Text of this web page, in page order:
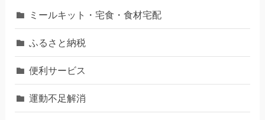
ミールキット・宅食・食材宅配
ふるさと納税
便利サービス
運動不足解消